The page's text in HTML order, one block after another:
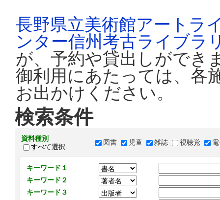
長野県立美術館アートラ
ンター信州考古ライブラ
が、予約や貸出しができ
御利用にあたっては、各
お出かけください。
検索条件
資料種別
すべて選択
図書 児童 雑誌 視聴覚
キーワード１
キーワード２
キーワード３